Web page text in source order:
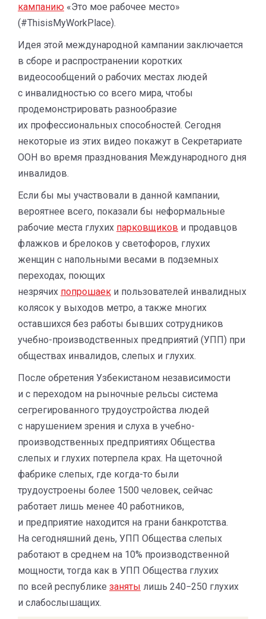
кампанию «Это мое рабочее место»
(#ThisisMyWorkPlace).
Идея этой международной кампании заключается
в сборе и распространении коротких
видеосообщений о рабочих местах людей
с инвалидностью со всего мира, чтобы
продемонстрировать разнообразие
их профессиональных способностей. Сегодня
некоторые из этих видео покажут в Секретариате
ООН во время празднования Международного дня
инвалидов.
Если бы мы участвовали в данной кампании,
вероятнее всего, показали бы неформальные
рабочие места глухих парковщиков и продавцов
флажков и брелоков у светофоров, глухих
женщин с напольными весами в подземных
переходах, поющих
незрячих попрошаек и пользователей инвалидных
колясок у выходов метро, а также многих
оставшихся без работы бывших сотрудников
учебно-производственных предприятий (УПП) при
обществах инвалидов, слепых и глухих.
После обретения Узбекистаном независимости
и с переходом на рыночные рельсы система
сегрегированного трудоустройства людей
с нарушением зрения и слуха в учебно-
производственных предприятиях Общества
слепых и глухих потерпела крах. На щеточной
фабрике слепых, где когда-то были
трудоустроены более 1500 человек, сейчас
работает лишь менее 40 работников,
и предприятие находится на грани банкротства.
На сегодняшний день, УПП Общества слепых
работают в среднем на 10% производственной
мощности, тогда как в УПП Общества глухих
по всей республике заняты лишь 240−250 глухих
и слабослышащих.